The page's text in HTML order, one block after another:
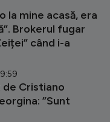
la mine acasă, era
Brokerul fugar
când i-a
Cristiano
”Sunt